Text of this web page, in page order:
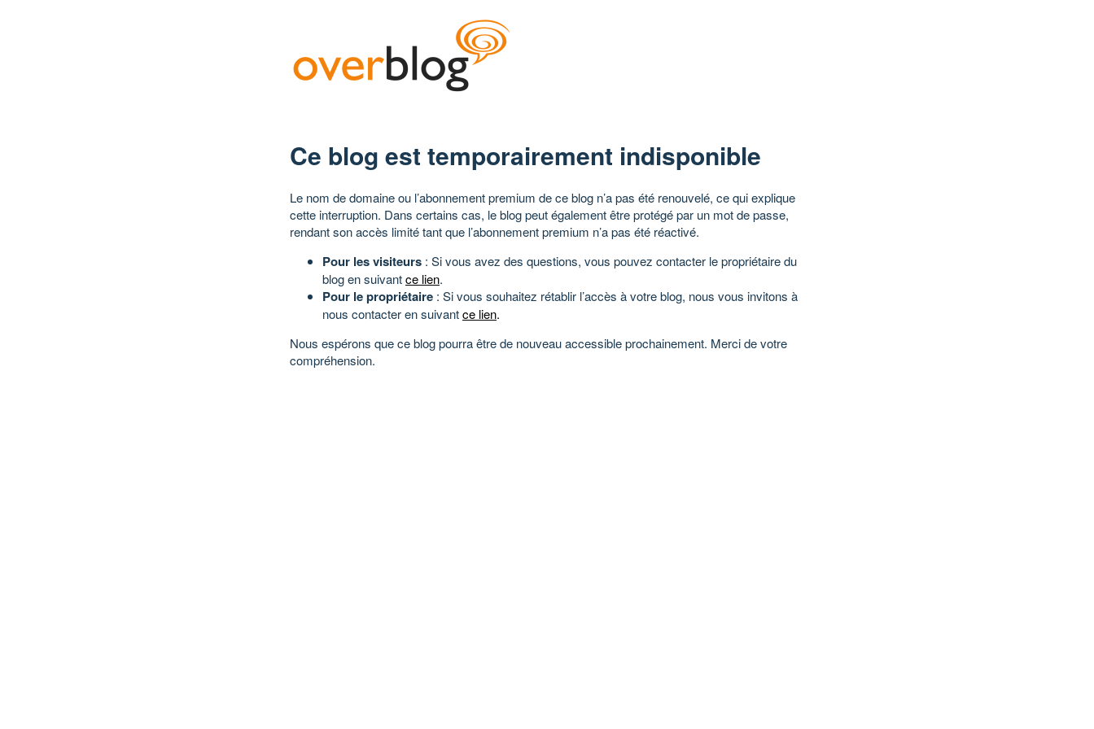
Ce blog est temporairement indisponible
Le nom de domaine ou l’abonnement premium de ce blog n’a pas été renouvelé, ce qui explique
cette interruption. Dans certains cas, le blog peut également être protégé par un mot de passe,
rendant son accès limité tant que l’abonnement premium n’a pas été réactivé.
Pour les visiteurs : Si vous avez des questions, vous pouvez contacter le propriétaire du
blog en suivantce lien.
Pour le propriétaire : Si vous souhaitez rétablir l’accès à votre blog, nous vous invitons à
nous contacter en suivantce lien.
Nous espérons que ce blog pourra être de nouveau accessible prochainement. Merci de votre
compréhension.